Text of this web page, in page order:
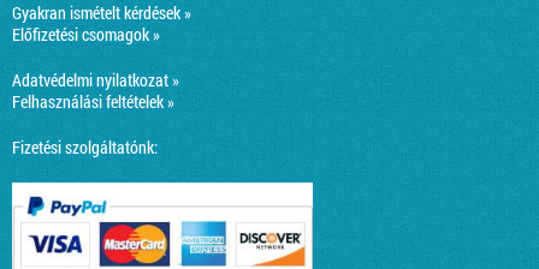
Gyakran ismételt kérdések »
Előfizetési csomagok »
Adatvédelmi nyilatkozat »
Felhasználási feltételek »
Fizetési szolgáltatónk: